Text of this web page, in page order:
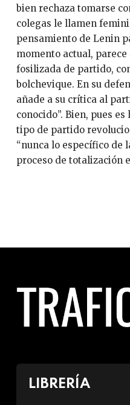
bien rechaza tomarse
colegas le llamen
pensamiento de Lenin
momento actual,
fosilizada de partido,
bolchevique. En su
añade a su crítica al
conocido”. Bien, pues
tipo de partido
“nunca lo específico de
proceso de totalización
LIBRERÍA